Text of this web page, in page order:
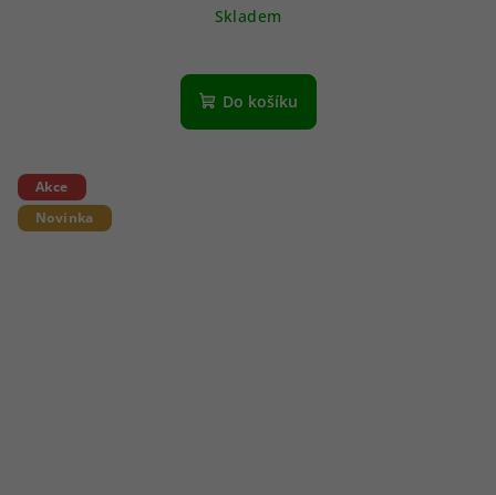
Skladem
Do košíku
Akce
Novinka